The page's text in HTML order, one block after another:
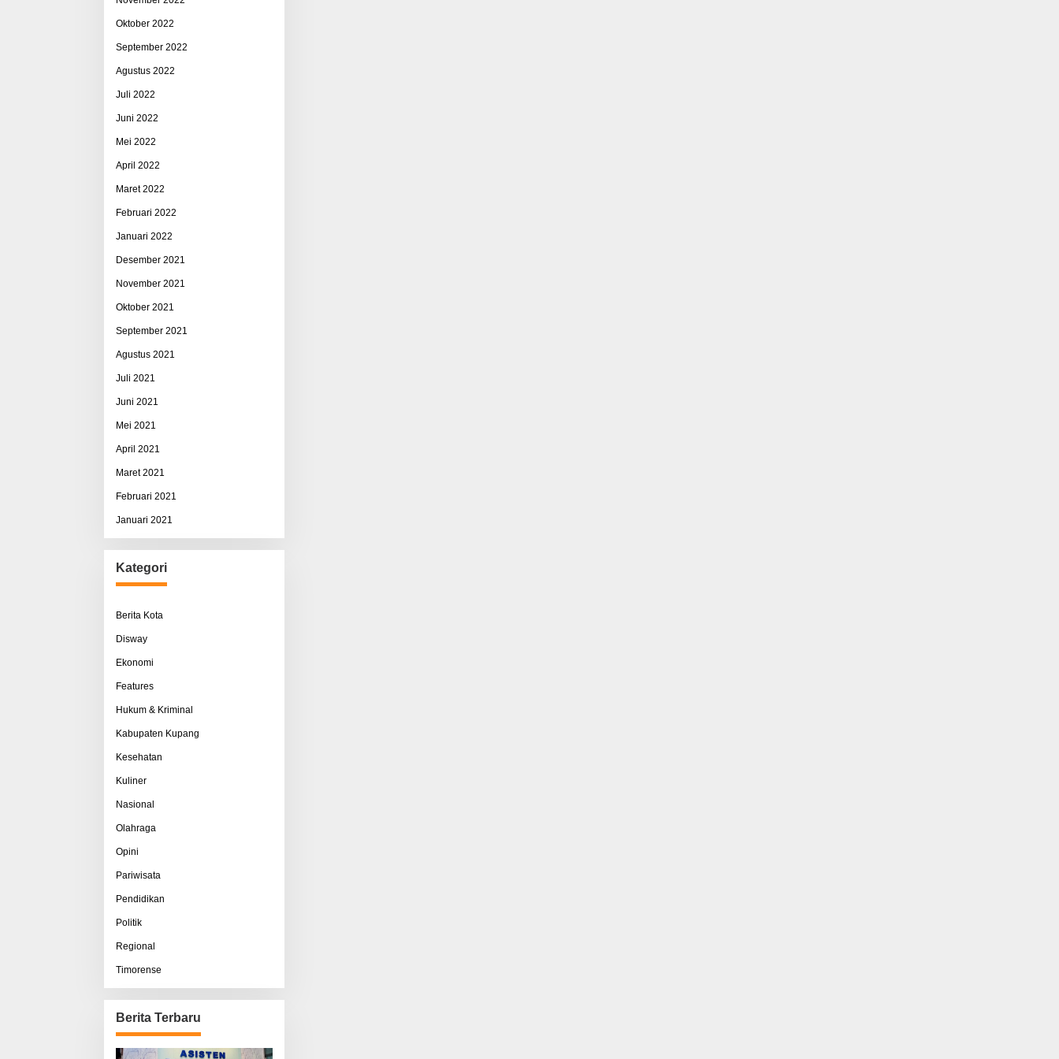
Oktober 2022
September 2022
Agustus 2022
Juli 2022
Juni 2022
Mei 2022
April 2022
Maret 2022
Februari 2022
Januari 2022
Desember 2021
November 2021
Oktober 2021
September 2021
Agustus 2021
Juli 2021
Juni 2021
Mei 2021
April 2021
Maret 2021
Februari 2021
Januari 2021
Kategori
Berita Kota
Disway
Ekonomi
Features
Hukum & Kriminal
Kabupaten Kupang
Kesehatan
Kuliner
Nasional
Olahraga
Opini
Pariwisata
Pendidikan
Politik
Regional
Timorense
Berita Terbaru